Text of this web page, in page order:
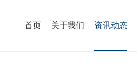
首页 关于我们 资讯动态